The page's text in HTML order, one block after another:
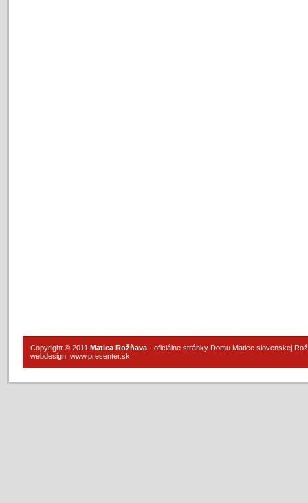
Copyright © 2011 Matica Rožňava · oficiálne stránky Domu Matice slovenskej
webdesign: www.presenter.sk